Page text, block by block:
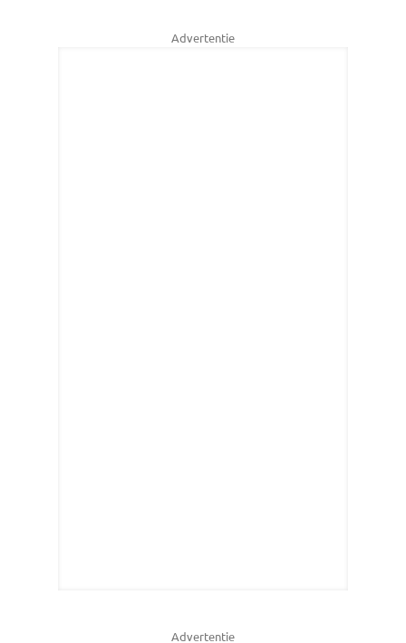
Advertentie
Advertentie